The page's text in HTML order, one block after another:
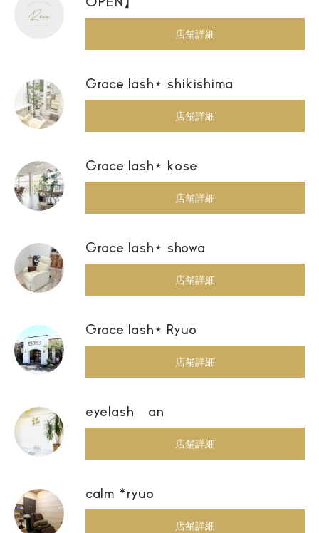
店舗詳細
Grace lash⋆ shikishima
店舗詳細
Grace lash⋆ kose
店舗詳細
Grace lash⋆ showa
店舗詳細
Grace lash⋆ Ryuo
店舗詳細
eyelash an
店舗詳細
calm *ryuo
店舗詳細